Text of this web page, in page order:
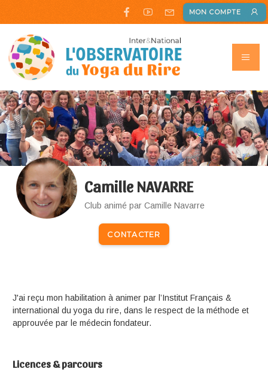
MON COMPTE
Camille NAVARRE
Club animé par Camille Navarre
CONTACTER
J'ai reçu mon habilitation à animer par l’Institut Français &
international du yoga du rire, dans le respect de la méthode et
approuvée par le médecin fondateur.
Licences & parcours